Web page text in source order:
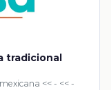
tradicional
<< - << -